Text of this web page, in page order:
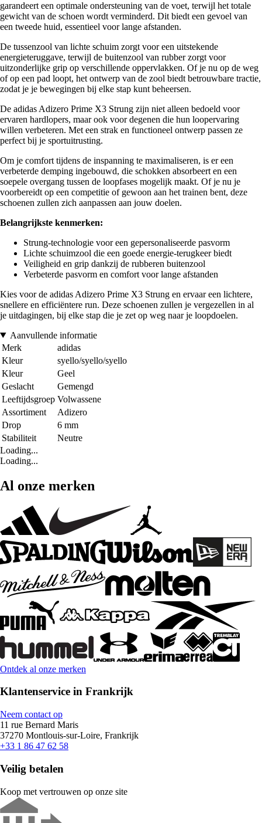
garandeert een optimale ondersteuning van de voet, terwijl het totale
gewicht van de schoen wordt verminderd. Dit biedt een gevoel van
een tweede huid, essentieel voor lange afstanden.
De tussenzool van lichte schuim zorgt voor een uitstekende
energieteruggave, terwijl de buitenzool van rubber zorgt voor
uitzonderlijke grip op verschillende oppervlakken. Of je nu op de weg
of op een pad loopt, het ontwerp van de zool biedt betrouwbare tractie,
zodat je je bewegingen bij elke stap kunt beheersen.
De adidas Adizero Prime X3 Strung zijn niet alleen bedoeld voor
ervaren hardlopers, maar ook voor degenen die hun loopervaring
willen verbeteren. Met een strak en functioneel ontwerp passen ze
perfect bij je sportuitrusting.
Om je comfort tijdens de inspanning te maximaliseren, is er een
verbeterde demping ingebouwd, die schokken absorbeert en een
soepele overgang tussen de loopfases mogelijk maakt. Of je nu je
voorbereidt op een competitie of gewoon aan het trainen bent, deze
schoenen zullen zich aanpassen aan jouw doelen.
Belangrijkste kenmerken:
Strung-technologie voor een gepersonaliseerde pasvorm
Lichte schuimzool die een goede energie-terugkeer biedt
Veiligheid en grip dankzij de rubberen buitenzool
Verbeterde pasvorm en comfort voor lange afstanden
Kies voor de adidas Adizero Prime X3 Strung en ervaar een lichtere,
snellere en efficiëntere run. Deze schoenen zullen je vergezellen in al
je uitdagingen, bij elke stap die je zet op weg naar je loopdoelen.
Aanvullende informatie
Merk
adidas
Kleur
syello/syello/syello
Kleur
Geel
Geslacht
Gemengd
Leeftijdsgroep Volwassene
Assortiment
Adizero
Drop
6 mm
Stabiliteit
Neutre
Loading...
Loading...
Al onze merken
Ontdek al onze merken
Klantenservice in Frankrijk
Neem contact op
11 rue Bernard Maris
37270 Montlouis-sur-Loire, Frankrijk
+33 1 86 47 62 58
Veilig betalen
Koop met vertrouwen op onze site